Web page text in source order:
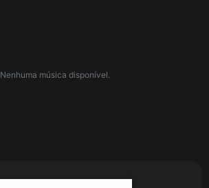
Nenhuma música disponível.